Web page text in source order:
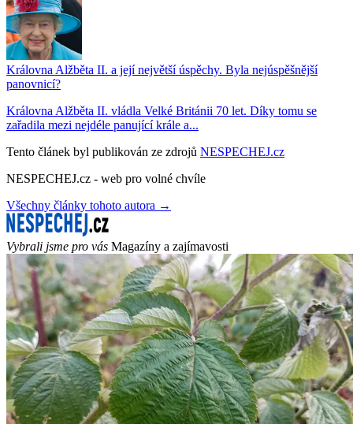
Královna Alžběta II. a její největší úspěchy. Byla nejúspěšnější
panovnicí?
Královna Alžběta II. vládla Velké Británii 70 let. Díky tomu se
zařadila mezi nejdéle panující krále a...
Tento článek byl publikován ze zdrojů NESPECHEJ.cz
NESPECHEJ.cz - web pro volné chvíle
Všechny články tohoto autora →
Vybrali jsme pro vás Magazíny a zajímavosti